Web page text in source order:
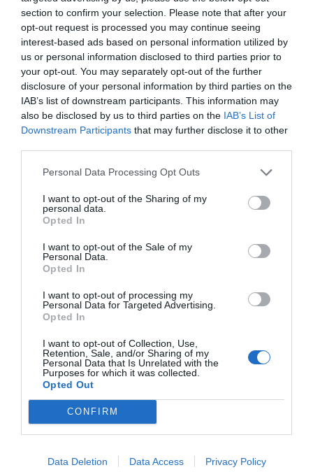
section to confirm your selection. Please note that after your
opt-out request is processed you may continue seeing
interest-based ads based on personal information utilized by
us or personal information disclosed to third parties prior to
your opt-out. You may separately opt-out of the further
disclosure of your personal information by third parties on the
IAB’s list of downstream participants. This information may
also be disclosed by us to third parties on the IAB’s List of
Downstream Participants that may further disclose it to other
Personal Data Processing Opt Outs
I want to opt-out of the Sharing of my
personal data.
Opted In
I want to opt-out of the Sale of my
Personal Data.
Opted In
I want to opt-out of processing my
Personal Data for Targeted Advertising.
Opted In
I want to opt-out of Collection, Use,
Retention, Sale, and/or Sharing of my
Personal Data that Is Unrelated with the
Purposes for which it was collected.
Opted Out
CONFIRM
Data Deletion Data Access Privacy Policy
1 ΠΑΙΧΝΙΔΙΑ
Επιπέδου Γυμνασίου:10 απλές ερωτήσεις που δείχνουν
ότι δεν έμαθες σωστά την ελληνική ιστορία
2 ΜΠΑΛΑ
Η πιο ακριβή μεταγραφή στην ιστορία της:Δεν έχουμε
καταλάβει τι παικταρά πήρε η Ρεάλ...
3 ΜΠΑΛΑ
Ο παίκτης που πρέπει οπωσδήποτε να χωρέσει στην ΑΕΚ